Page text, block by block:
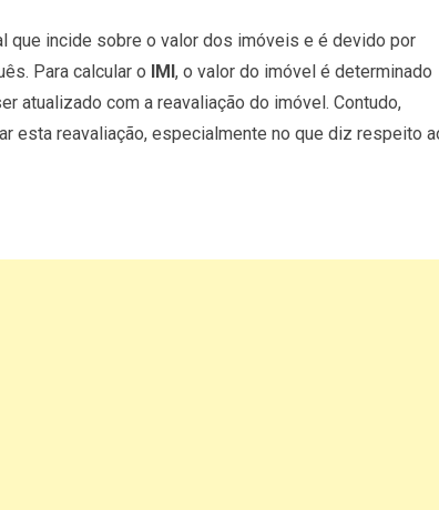
incide sobre o valor dos imóveis e é devido por
Para calcular o IMI, o valor do imóvel é determinado
atualizado com a reavaliação do imóvel. Contudo,
esta reavaliação, especialmente no que diz respeito